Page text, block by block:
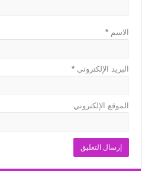
الاسم*
البريد الإلكتروني*
الموقع الإلكتروني